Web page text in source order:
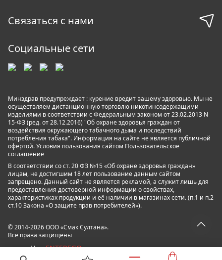
Связаться с нами
Социальные сети
Минздрав предупреждает : курение вредит вашему здоровью. Мы не
осуществляем дистанционную торговлю никотинсодержащими
изделиями в соответствии с Федеральным законом от 23.02.2013 N
15-ФЗ (ред. от 28.12.2016) "Об охране здоровья граждан от
воздействия окружающего табачного дыма и последствий
потребления табака". Информация на сайте не является публичной
офертой. Условия пользования сайтом Пользовательское
соглашение
В соответствии со ст. 20 ФЗ №15 «Об охране здоровья граждан»
лицам, не достигшим 18 лет пользование данным сайтом
запрещено. Данный сайт не является рекламой, а служит лишь для
предоставления достоверной информации о свойствах,
характеристиках продукции и её наличии в магазинах сети. (п.1 и п.2
ст.10 Закона «О защите прав потребителей»).
© 2014-2026 ООО «Смак Султана».
Все права защищены
powered by ENTEREGO